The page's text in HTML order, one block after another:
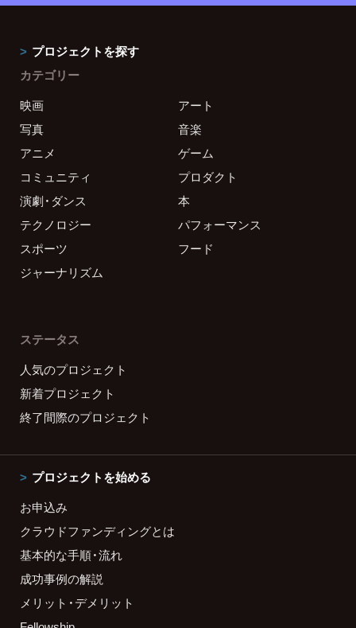
プロジェクトを探す
カテゴリー
映画
アート
写真
音楽
アニメ
ゲーム
コミュニティ
プロダクト
演劇・ダンス
本
テクノロジー
パフォーマンス
スポーツ
フード
ジャーナリズム
ステータス
人気のプロジェクト
新着プロジェクト
終了間際のプロジェクト
プロジェクトを始める
お申込み
クラウドファンディングとは
基本的な手順・流れ
成功事例の解説
メリット・デメリット